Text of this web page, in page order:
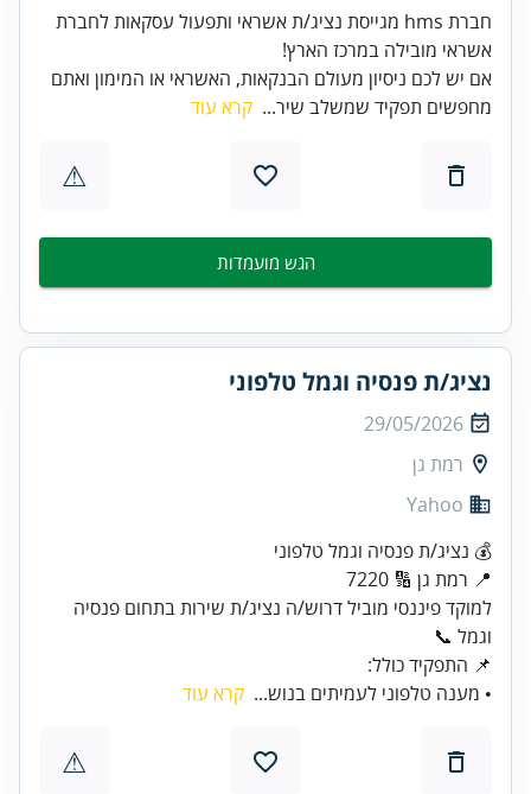
חברת hms מגייסת נציג/ת אשראי ותפעול עסקאות לחברת
אשראי מובילה במרכז הארץ!
אם יש לכם ניסיון מעולם הבנקאות, האשראי או המימון ואתם
מחפשים תפקיד שמשלב שיר... קרא עוד
⚠
הגש מועמדות
נציג/ת פנסיה וגמל טלפוני
29/05/2026
רמת גן
Yahoo
📍 רמת גן 🔢 7220
למוקד פיננסי מוביל דרוש/ה נציג/ת שירות בתחום פנסיה
וגמל 📞
📌 התפקיד כולל:
• מענה טלפוני לעמיתים בנוש... קרא עוד
⚠